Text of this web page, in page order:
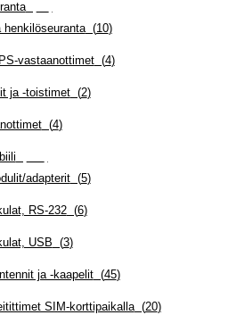
(
henkilöseuranta(10)
vastaanottimet(4)
ja -toistimet(2)
(4)
adapterit(5)
RS-232(6)
USB (3)
ja -kaapelit(45)
SIM-korttipaikalla(20)